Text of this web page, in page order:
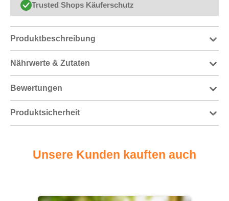
Trusted Shops Käuferschutz
Produktbeschreibung
Nährwerte & Zutaten
Bewertungen
Produktsicherheit
Unsere Kunden kauften auch
Produktgalerie überspringen